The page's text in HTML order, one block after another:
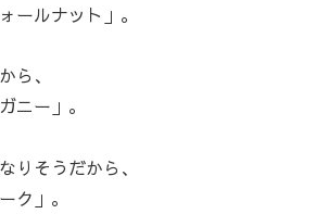
ールナット」。
ら、
ニー」。
りそうだから、
ク」。